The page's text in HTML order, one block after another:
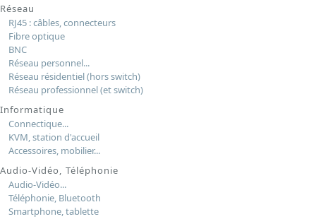
Réseau
RJ45 : câbles, connecteurs
Fibre optique
BNC
Réseau personnel...
Réseau résidentiel (hors switch)
Réseau professionnel (et switch)
Informatique
Connectique...
KVM, station d'accueil
Accessoires, mobilier...
Audio-Vidéo, Téléphonie
Audio-Vidéo...
Téléphonie, Bluetooth
Smartphone, tablette